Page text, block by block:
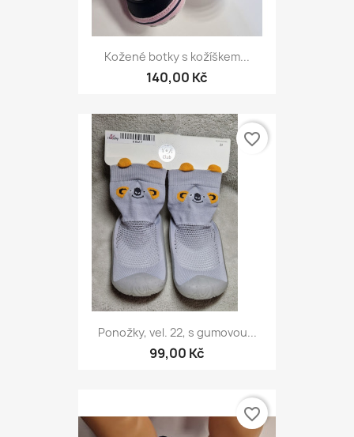
Kožené botky s kožíškem...
140,00 Kč
Ponožky, vel. 22, s gumovou...
99,00 Kč
favorite_border
favorite_border